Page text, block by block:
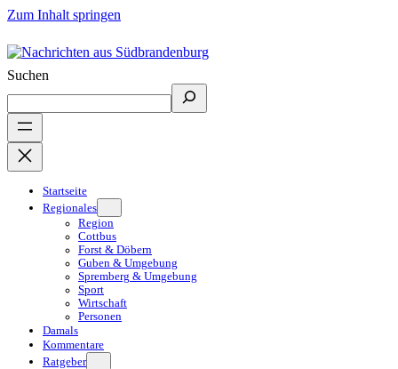
Zum Inhalt springen
Suchen
Startseite
Regionales
Region
Cottbus
Forst & Döbern
Guben & Umgebung
Spremberg & Umgebung
Sport
Wirtschaft
Personen
Damals
Kommentare
Ratgeber